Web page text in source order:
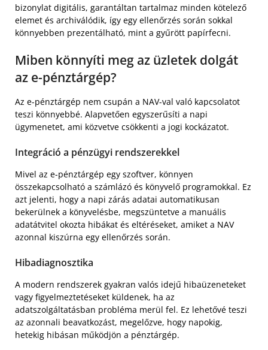
bizonylat digitális, garantáltan tartalmaz minden kötelező
elemet és archiválódik, így egy ellenőrzés során sokkal
könnyebben prezentálható, mint a gyűrött papírfecni.
Miben könnyíti meg az üzletek dolgát
az e-pénztárgép?
Az e-pénztárgép nem csupán a NAV-val való kapcsolatot
teszi könnyebbé. Alapvetően egyszerűsíti a napi
ügymenetet, ami közvetve csökkenti a jogi kockázatot.
Integráció a pénzügyi rendszerekkel
Mivel az e-pénztárgép egy szoftver, könnyen
összekapcsolható a számlázó és könyvelő programokkal. Ez
azt jelenti, hogy a napi zárás adatai automatikusan
bekerülnek a könyvelésbe, megszüntetve a manuális
adatátvitel okozta hibákat és eltéréseket, amiket a NAV
azonnal kiszúrna egy ellenőrzés során.
Hibadiagnosztika
A modern rendszerek gyakran valós idejű hibaüzeneteket
vagy figyelmeztetéseket küldenek, ha az
adatszolgáltatásban probléma merül fel. Ez lehetővé teszi
az azonnali beavatkozást, megelőzve, hogy napokig,
hetekig hibásan működjön a pénztárgép.